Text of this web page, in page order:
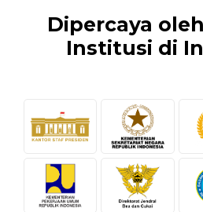
Dipercaya
Institusi di